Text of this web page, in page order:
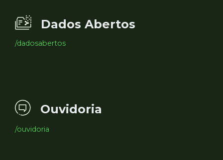
Dados Abertos
/dadosabertos
Ouvidoria
/ouvidoria